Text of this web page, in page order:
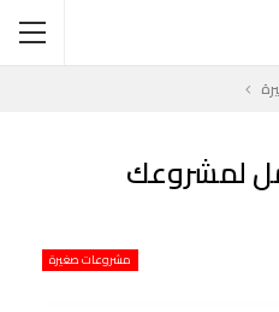
لمشروعك
مشروعات صغيرة